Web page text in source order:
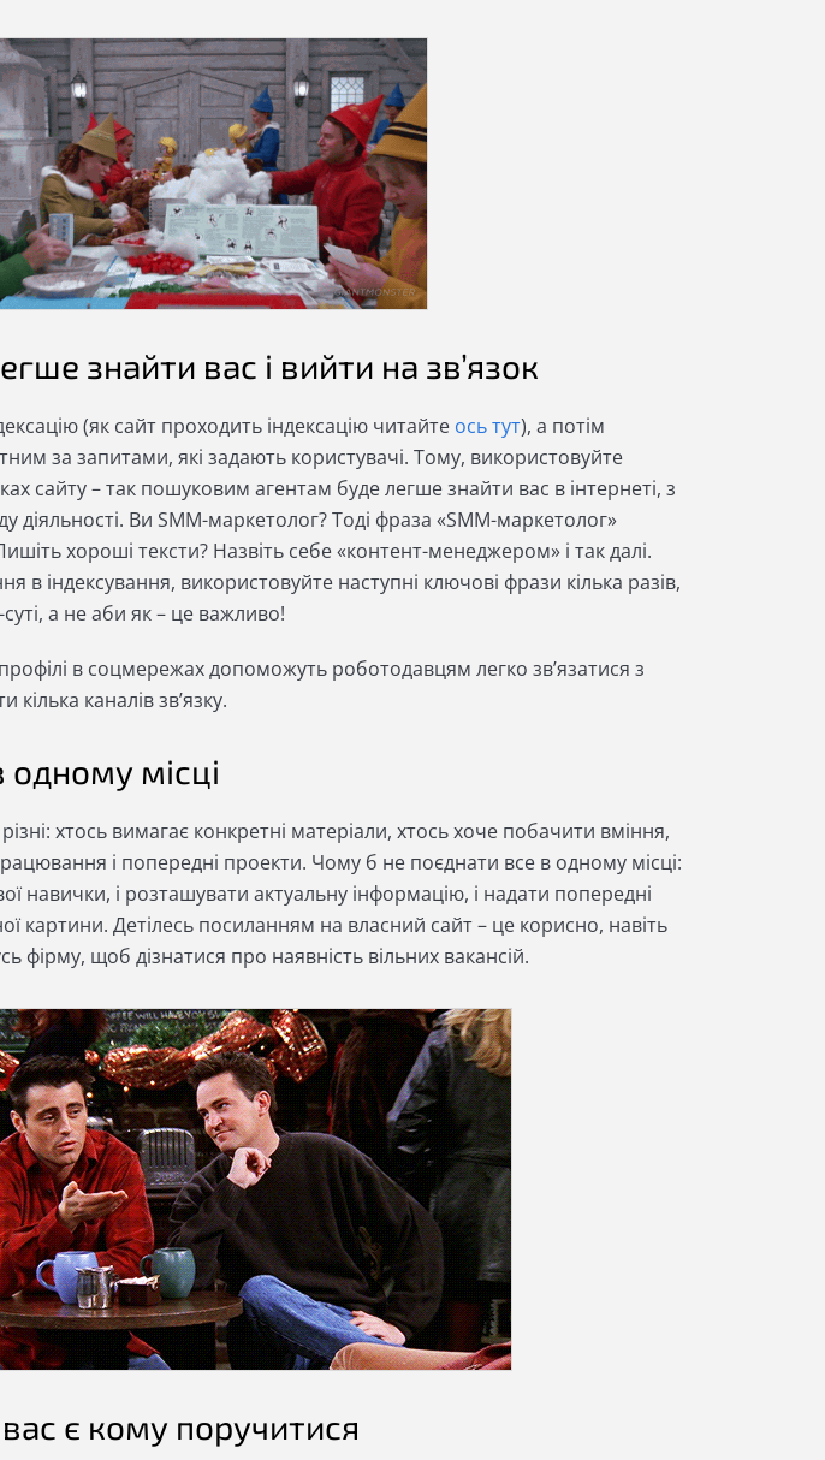
знайти вас і вийти на зв’язок
(як сайт проходить індексацію читайте ось тут), а потім
за запитами, які задають користувачі. Тому, використовуйте
сайту – так пошуковим агентам буде легше знайти вас в інтернеті, з
діяльності. Ви SMM-маркетолог? Тоді фраза «SMM-маркетолог»
хороші тексти? Назвіть себе «контент-менеджером» і так далі.
в індексування, використовуйте наступні ключові фрази кілька разів,
а не аби як – це важливо!
в соцмережах допоможуть роботодавцям легко зв’язатися з
каналів зв’язку.
одному місці
хтось вимагає конкретні матеріали, хтось хоче побачити вміння,
і попередні проекти. Чому б не поєднати все в одному місці:
навички, і розташувати актуальну інформацію, і надати попередні
картини. Детілесь посиланням на власний сайт – це корисно, навіть
фірму, щоб дізнатися про наявність вільних вакансій.
є кому поручитися